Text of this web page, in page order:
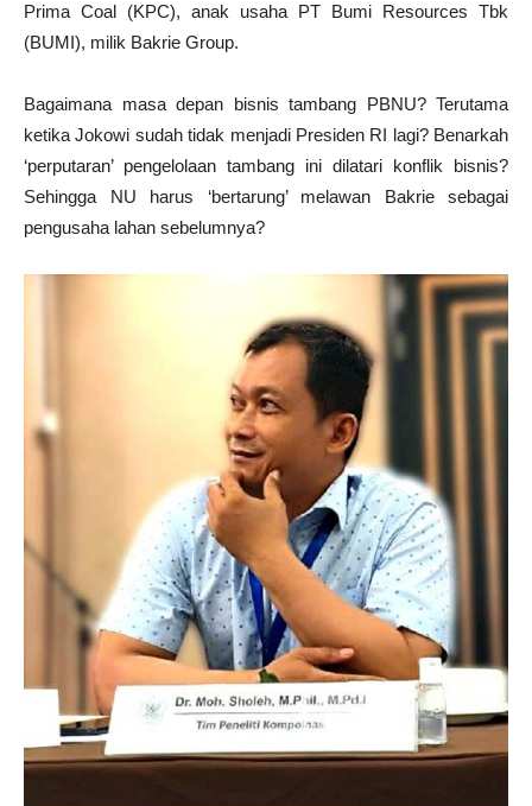
Prima Coal (KPC), anak usaha PT Bumi Resources Tbk
(BUMI), milik Bakrie Group.
Bagaimana masa depan bisnis tambang PBNU? Terutama
ketika Jokowi sudah tidak menjadi Presiden RI lagi? Benarkah
‘perputaran’ pengelolaan tambang ini dilatari konflik bisnis?
Sehingga NU harus ‘bertarung’ melawan Bakrie sebagai
pengusaha lahan sebelumnya?